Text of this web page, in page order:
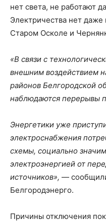
нет света, не работают
Электричества нет
Старом Осколе и
«В связи с
внешним воздействием
районов Белгородской
наблюдаются перерывы
Энергетики уже
электроснабжения
схемы, социально
электроэнергией от
источников», —
Белгородэнерго.
Причины отключения